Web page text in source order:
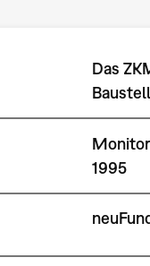
Das
1995